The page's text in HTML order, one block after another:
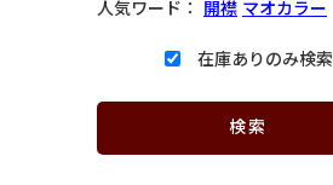
人気ワード： 開襟 マオカラー
在庫ありのみ検索